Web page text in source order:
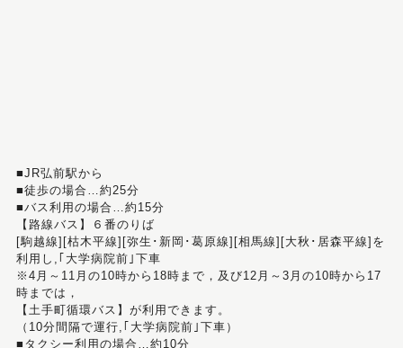
■JR弘前駅から
■徒歩の場合…約25分
■バス利用の場合…約15分
【路線バス】６番のりば
[駒越線][枯木平線][弥生･新岡･葛原線][相馬線][大秋･居森平線]を
利用し,｢大学病院前｣下車
※4月～11月の10時から18時まで，及び12月～3月の10時から17
時までは，
【土手町循環バス】が利用できます。
（10分間隔で運行,｢大学病院前｣下車）
■タクシー利用の場合…約10分